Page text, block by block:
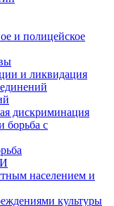
и полицейское
и ликвидация
дискриминация
борьба с
населением и
культуры